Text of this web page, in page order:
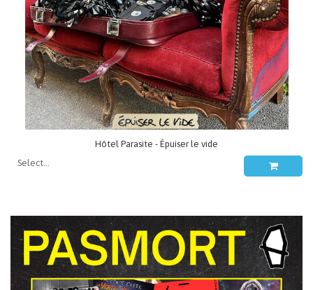
Hôtel Parasite - Épuiser le vide